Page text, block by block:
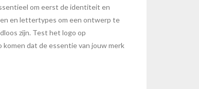
om eerst de identiteit en
en lettertypes om een ontwerp te
zijn. Test het logo op
dat de essentie van jouw merk